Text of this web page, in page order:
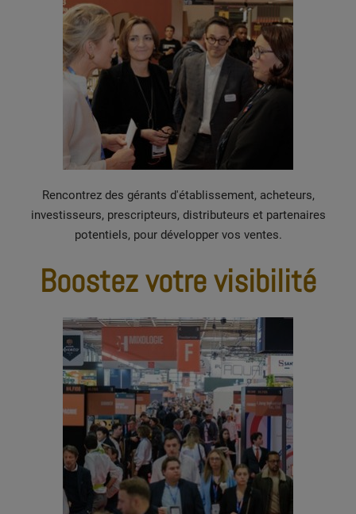
Rencontrez des gérants d'établissement, acheteurs,
investisseurs, prescripteurs, distributeurs et partenaires
potentiels, pour développer vos ventes.
Boostez votre visibilité